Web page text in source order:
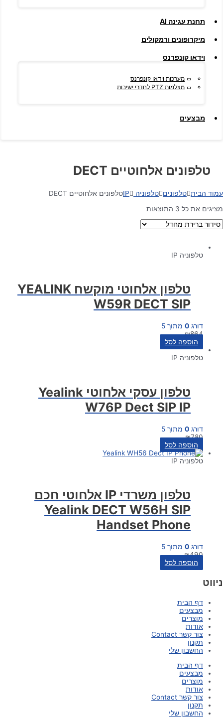
תחנת עגינה AI
מיקרופונים ורמקולים
וידאו קונפרנס
מערכות וידאו קונפרנס
מצלמות PTZ לחדרי ישיבות
מבצעים
טלפונים אלחוטיים DECT
עמוד הבית טלפונים טלפוניה IP
טלפונים אלחוטיים DECT
מציגים את כל ⁦3⁩ התוצאות
טלפוניה IP
טלפון אלחוטי מוקשח YEALINK
W59R DECT SIP
דורג 0 מתוך 5
₪864
הוספה לסל
טלפוניה IP
טלפון עסקי אלחוטי Yealink
W76P Dect SIP IP
דורג 0 מתוך 5
₪780
הוספה לסל
טלפוניה IP
טלפון משרדי IP אלחוטי חכם
Yealink DECT W56H SIP
Handset Phone
דורג 0 מתוך 5
₪490
הוספה לסל
ניווט
דף הבית
מבצעים
מוצרים
אודות
צור קשר Contact
תקנון
החשבון שלי
דף הבית
מבצעים
מוצרים
אודות
צור קשר Contact
תקנון
החשבון שלי